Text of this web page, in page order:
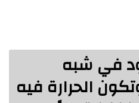
في شبه
الحرارة فيه